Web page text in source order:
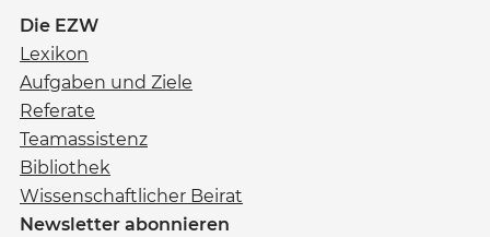
Die EZW
Lexikon
Aufgaben und Ziele
Referate
Teamassistenz
Bibliothek
Wissenschaftlicher Beirat
Newsletter abonnieren